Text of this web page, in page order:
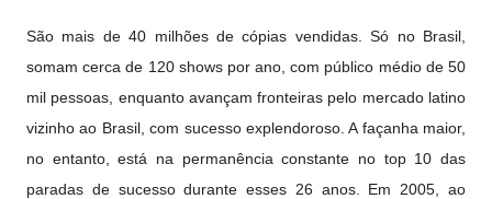
São mais de 40 milhões de cópias vendidas. Só no Brasil,
somam cerca de 120 shows por ano, com público médio de 50
mil pessoas, enquanto avançam fronteiras pelo mercado latino
vizinho ao Brasil, com sucesso explendoroso. A façanha maior,
no entanto, está na permanência constante no top 10 das
paradas de sucesso durante esses 26 anos. Em 2005, ao